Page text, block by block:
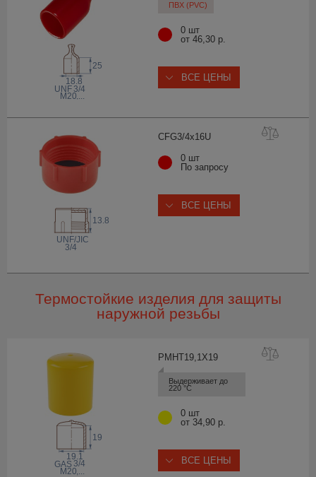
ПВХ (PVC)
M20,...
25
UNF 3/4
18.8
0 шт
от 46,30 р.
ВСЕ ЦЕНЫ
CFG3/4x16U
UNF/JIC
3/4
13.8
0 шт
По запросу
ВСЕ ЦЕНЫ
Термостойкие изделия для защиты
наружной резьбы
PMHT19,1X19
Выдерживает до
220 °С
19.1
19
GAS 3/4
,...
M20
0 шт
от 34,90 р.
ВСЕ ЦЕНЫ